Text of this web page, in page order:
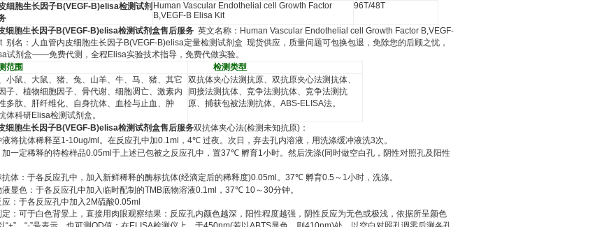
细胞生长因子B(VEGF-B)elisa检测试剂 Human Vascular Endothelial cell Growth Factor
B,VEGF-B Elisa Kit
96T/48T
细胞生长因子B(VEGF-B)elisa检测试剂盒售后服务 英文名称： Human Vascular Endothelial cell Growth Factor B,VEGF-
别名： 人血管内皮细胞生长因子B(VEGF-B)elisa定量检测试剂盒 现货供应，质量问题可包换包退，免除您的后顾之忧，
试剂盒——免费代测，全程 Elisa实验技术指导，免费代做实验。
范围
检测类型
小鼠、大鼠、猪、兔、山羊、牛、马、猪、其它
子、植物细胞因子、骨代谢、细胞凋亡、激素内
多肽、肝纤维化、自身抗体、血栓与止血、肿
体科研Elisa检测试剂盒。
双抗体夹心法测抗原、双抗原夹心法测抗体、
间接法测抗体、竞争法测抗体、竞争法测抗
原、捕获包被法测抗体、 ABS-ELISA法。
细胞生长因子B(VEGF-B)elisa检测试剂盒售后服务双抗体夹心法(检测未知抗原) ：
液将抗体稀释至1-10ug/ml 。在反应孔中加0.1ml ， 4℃ 过夜。次日，弃去孔内溶液，用洗涤缓冲液洗3次。
加一定稀释的待检样品0.05ml 于上述已包被之反应孔中，置37℃ 孵育1小时。然后洗涤(同时做空白孔，阴性对照孔及阳性
抗体：于各反应孔中，加入新鲜稀释的酶标抗体(经滴定后的稀释度)0.05ml 。 37℃ 孵育0.5 ～ 1小时，洗涤。
液显色：于各反应孔中加入临时配制的TMB底物溶液0.1ml ， 37℃ 10～30分钟。
应：于各反应孔中加入2M硫酸0.05ml
定：可于白色背景上，直接用肉眼观察结果：反应孔内颜色越深，阳性程度越强，阴性反应为无色或极浅，依据所呈颜色